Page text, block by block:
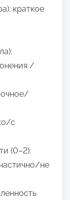
краткое
/
с
(0–2):
не